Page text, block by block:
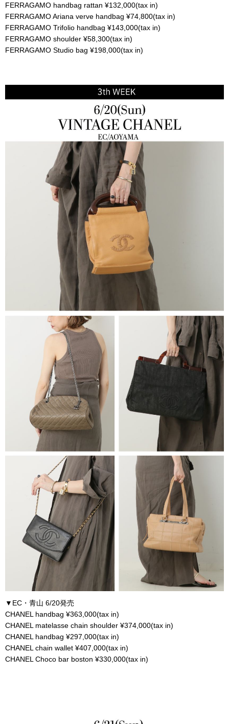
FERRAGAMO handbag rattan ¥132,000(tax in)
FERRAGAMO Ariana verve handbag ¥74,800(tax in)
FERRAGAMO Trifolio handbag ¥143,000(tax in)
FERRAGAMO shoulder ¥58,300(tax in)
FERRAGAMO Studio bag ¥198,000(tax in)
▼EC・青山 6/20発売
CHANEL handbag ¥363,000(tax in)
CHANEL matelasse chain shoulder ¥374,000(tax in)
CHANEL handbag ¥297,000(tax in)
CHANEL chain wallet ¥407,000(tax in)
CHANEL Choco bar boston ¥330,000(tax in)